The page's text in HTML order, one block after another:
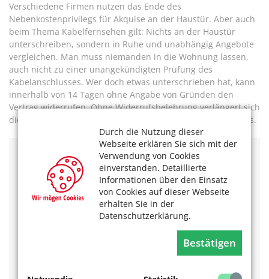
Durch die Nutzung dieser
Webseite erklären Sie sich mit der
Verwendung von Cookies
einverstanden. Detaillierte
Informationen über den Einsatz
von Cookies auf dieser Webseite
erhalten Sie in der
Datenschutzerklärung.
Bestätigen
Verschiedene Firmen nutzen das Ende des
Nebenkostenprivilegs für Akquise an der Haustür. Aber auch
beim Thema Kabelfernsehen gilt: Nichts an der Haustür
unterschreiben, sondern in Ruhe und unabhängig Angebote
vergleichen. Man muss niemanden in die Wohnung lassen,
auch nicht zu einer unangekündigten Prüfung des
Kabelanschlusses. Wer doch etwas unterschrieben hat, kann
innerhalb von 14 Tagen ohne Angabe von Gründen den
Vertrag widerrufen. Ohne Widerrufsbelehrung verlängert sich
die Frist auf zwölf Monate und 14 Tage nach Vertragsschluss.
Mehr zum Kabelanschluss und zu den Alternativen und
eine Interaktive Grafik mit den wichtigsten
Möglichkeiten, lineares Fernsehen zu empfangen, gibt
eshier.
Für weitere Fragen wenden Sie sich an: